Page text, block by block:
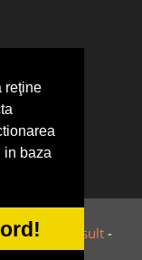
reţine
in baza
Tokaido Consult -